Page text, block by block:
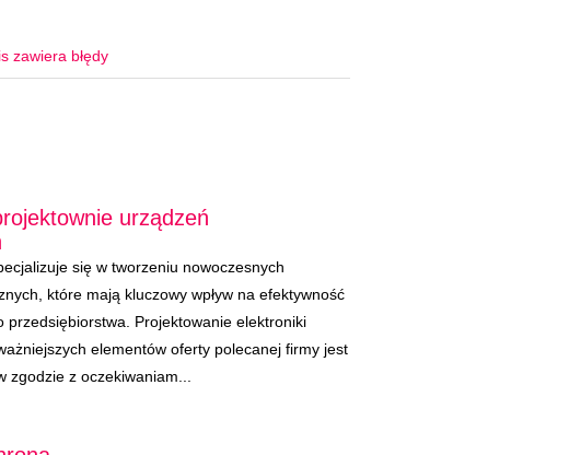
zawiera błędy
urządzeń
się w tworzeniu nowoczesnych
które mają kluczowy wpływ na efektywność
przedsiębiorstwa. Projektowanie elektroniki
elementów oferty polecanej firmy jest
zgodzie z oczekiwaniam...